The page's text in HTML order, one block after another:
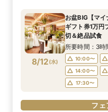
8/11(火)
9:00〜
17:30〜
フェ
8/11(火)
9:00〜
17:30〜
フェ
8/11(火)
9:00〜
17:30〜
フェ
8/12(水)
お盆BIG【マ
ギフト券1万円
切＆絶品試食
所要時間：3時
10:00〜
14:00〜
17:30〜
フェ